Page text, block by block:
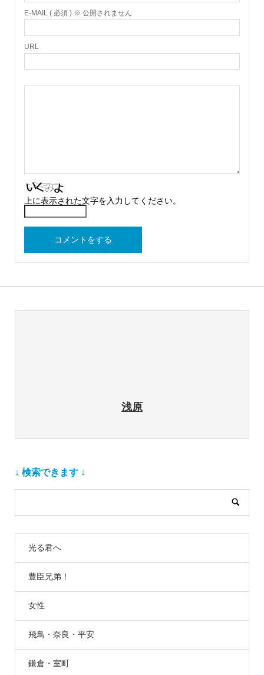
E-MAIL ( 必須 ) ※ 公開されません
URL
上に表示された文字を入力してください。
浅原
↓ 検索できます ↓
光る君へ
豊臣兄弟！
女性
飛鳥・奈良・平安
鎌倉・室町